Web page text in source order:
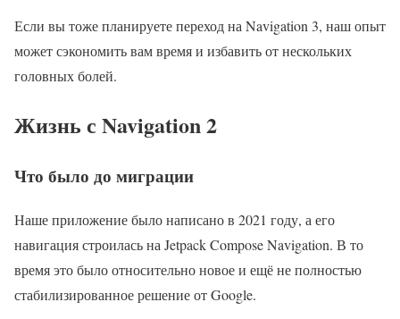
Если вы тоже планируете переход на Navigation 3, наш опыт
может сэкономить вам время и избавить от нескольких
головных болей.
Жизнь с Navigation 2
Что было до миграции
Наше приложение было написано в 2021 году, а его
навигация строилась на Jetpack Compose Navigation. В то
время это было относительно новое и ещё не полностью
стабилизированное решение от Google.